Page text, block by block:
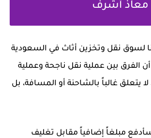
معاذ أشرف
لسوق نقل وتخزين أثاث في السعودية
أن الفرق بين عملية نقل ناجحة وعملية
يتعلق غالباً بالشاحنة أو المسافة، بل
مبلغاً إضافياً مقابل تغليف